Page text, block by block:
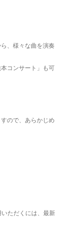
、様々な曲を演奏
コンサート」も可
ので、あらかじめ
ただくには、最新